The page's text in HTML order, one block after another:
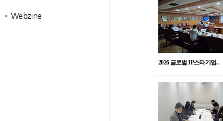
Webzine
2026 글로벌 IP스타기업..